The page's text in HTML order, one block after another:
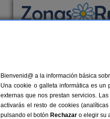
Casa Ramonet
Apartamentos Rurales
Alquiler completo
Bienvenid@ a la información básica
Una cookie o galleta informática es un
externas que nos prestan servicios.
activarás el resto de cookies
pulsando el botón Rechazar o elegir su